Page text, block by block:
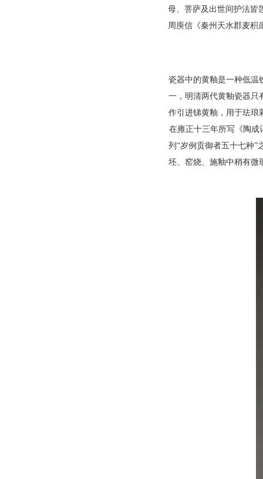
母、菩萨及出世间护法皆
周庾信《秦州天水郡麦
瓷器中的黄釉是一种低温
一，明清两代黄釉瓷器只
作引进锑黄釉，用于珐琅
在雍正十三年所写《陶成
列“岁例贡御者五十七种”
坯、窑烧、施釉中稍有微